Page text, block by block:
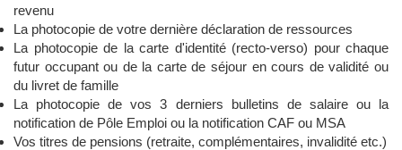
revenu
La photocopie de votre dernière déclaration de ressources
La photocopie de la carte d'identité (recto-verso) pour chaque
futur occupant ou de la carte de séjour en cours de validité ou
du livret de famille
La photocopie de vos 3 derniers bulletins de salaire ou la
notification de Pôle Emploi ou la notification CAF ou MSA
Vos titres de pensions (retraite, complémentaires, invalidité etc.)